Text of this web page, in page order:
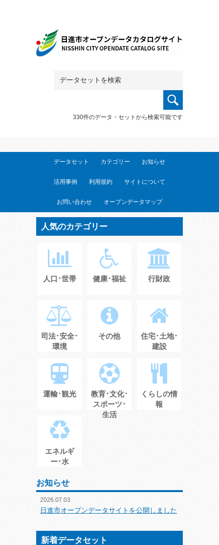
330件のデータ・セットから検索可能です
データセット カテゴリー お知らせ
活用事例 利用規約 サイトについて
お問い合わせ オープンデータマップ
人気のカテゴリー
人口･世帯 健康･福祉 行財政
司法･安全･
環境
その他
住宅･土地･
建設
運輸･観光
教育･文化･
スポーツ･
生活
くらしの情
報
エネルギ
ー･水
お知らせ
2026.07.03
日進市オープンデータサイトを公開しました
新着データセット